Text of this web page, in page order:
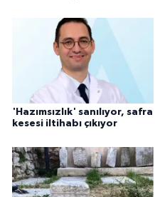
'Hazımsızlık' sanılıyor, safra
kesesi iltihabı çıkıyor